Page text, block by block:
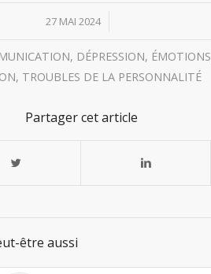
27 MAI 2024
/
, DÉPRESSION, ÉMOTIONS
, TROUBLES DE LA PERSONNALITÉ
Partager cet article
être aussi